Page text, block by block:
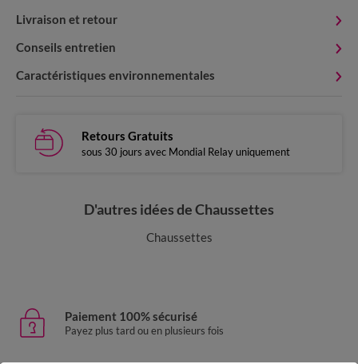
Livraison et retour
Conseils entretien
Caractéristiques environnementales
Retours Gratuits
sous 30 jours avec Mondial Relay uniquement
D'autres idées de Chaussettes
Chaussettes
Paiement 100% sécurisé
Payez plus tard ou en plusieurs fois